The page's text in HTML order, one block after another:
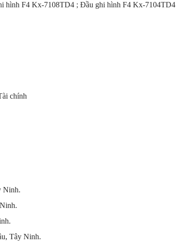
hình F4 Kx-7108TD4 ; Đầu ghi hình F4 Kx-7104TD4
chính
Ninh.
Tây Ninh.